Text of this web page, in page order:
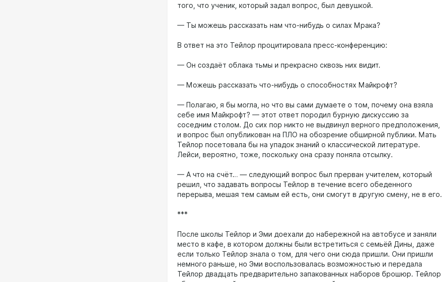
того, что ученик, который задал вопрос, был девушкой.
— Ты можешь рассказать нам что-нибудь о силах Мрака?
В ответ на это Тейлор процитировала пресс-конференцию:
— Он создаёт облака тьмы и прекрасно сквозь них видит.
— Можешь рассказать что-нибудь о способностях Майкрофт?
— Полагаю, я бы могла, но что вы сами думаете о том, почему она взяла
себе имя Майкрофт? — этот ответ породил бурную дискуссию за
соседним столом. До сих пор никто не выдвинул верного предположения,
и вопрос был опубликован на ПЛО на обозрение обширной публики. Мать
Тейлор посетовала бы на упадок знаний о классической литературе.
Лейси, вероятно, тоже, поскольку она сразу поняла отсылку.
— А что на счёт… — следующий вопрос был прерван учителем, который
решил, что задавать вопросы Тейлор в течение всего обеденного
перерыва, мешая тем самым ей есть, они смогут в другую смену, не в его.
***
После школы Тейлор и Эми доехали до набережной на автобусе и заняли
место в кафе, в котором должны были встретиться с семьёй Дины, даже
если только Тейлор знала о том, для чего они сюда пришли. Они пришли
немного раньше, но Эми воспользовалась возможностью и передала
Тейлор двадцать предварительно запакованных наборов брошюр. Тейлор